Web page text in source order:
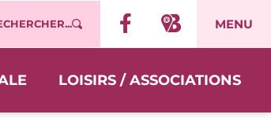
MENU
LOISIRS / ASSOCIATIONS